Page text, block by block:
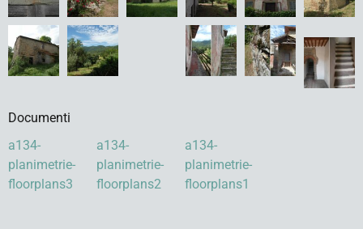
Documenti
a134-
planimetrie-
floorplans3
a134-
planimetrie-
floorplans2
a134-
planimetrie-
floorplans1